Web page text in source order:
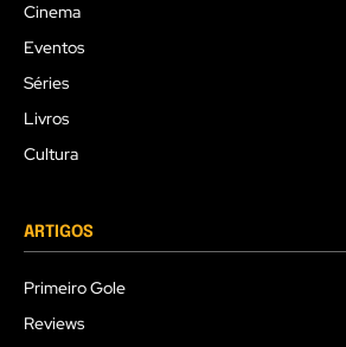
Cinema
Eventos
Séries
Livros
Cultura
ARTIGOS
Primeiro Gole
Reviews